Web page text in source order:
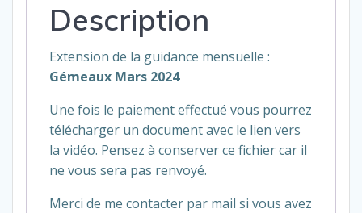
Description
Extension de la guidance mensuelle :
Gémeaux Mars 2024
Une fois le paiement effectué vous pourrez
télécharger un document avec le lien vers
la vidéo. Pensez à conserver ce fichier car il
ne vous sera pas renvoyé.
Merci de me contacter par mail si vous avez